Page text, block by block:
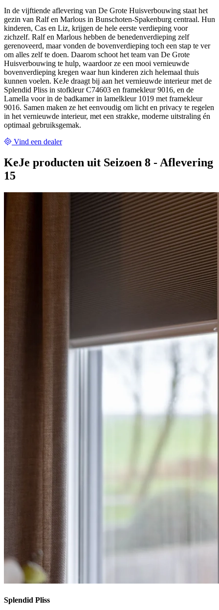
In de vijftiende aflevering van De Grote Huisverbouwing staat het
gezin van Ralf en Marlous in Bunschoten-Spakenburg centraal. Hun
kinderen, Cas en Liz, krijgen de hele eerste verdieping voor
zichzelf. Ralf en Marlous hebben de benedenverdieping zelf
gerenoveerd, maar vonden de bovenverdieping toch een stap te ver
om alles zelf te doen. Daarom schoot het team van De Grote
Huisverbouwing te hulp, waardoor ze een mooi vernieuwde
bovenverdieping kregen waar hun kinderen zich helemaal thuis
kunnen voelen. KeJe draagt bij aan het vernieuwde interieur met de
Splendid Pliss in stofkleur C74603 en framekleur 9016, en de
Lamella voor in de badkamer in lamelkleur 1019 met framekleur
9016. Samen maken ze het eenvoudig om licht en privacy te regelen
in het vernieuwde interieur, met een strakke, moderne uitstraling én
optimaal gebruiksgemak.
Vind een dealer
KeJe producten uit Seizoen 8 - Aflevering
15
Splendid Pliss